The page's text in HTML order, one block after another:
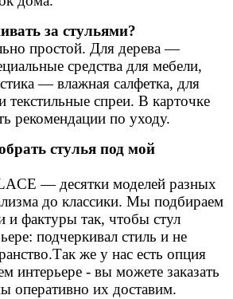
за стульями?
простой. Для дерева —
средства для мебели,
— влажная салфетка, для
спреи. В карточке
рекомендации по уходу.
стулья под мой
— десятки моделей разных
до классики. Мы подбираем
и фактуры так, чтобы стул
подчеркивал стиль и не
же у нас есть опция
интерьере - вы можете заказать
оперативно их доставим.